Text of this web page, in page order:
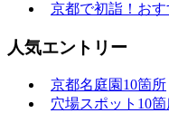
京都で初詣！おす
人気エントリー
京都名庭園10箇所
穴場スポット10